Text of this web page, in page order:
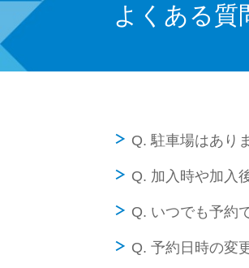
よくある質
Q. 駐車場はあり
Q. 加入時や加入
Q. いつでも予約
Q. 予約日時の変